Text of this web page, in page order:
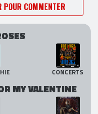
COMMENTER
CONCERTS
MY VALENTINE